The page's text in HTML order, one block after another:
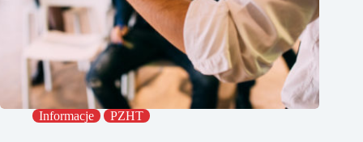
Informacje PZHT